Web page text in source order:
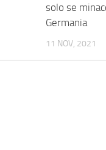
solo se
Germania
11 NOV, 2021